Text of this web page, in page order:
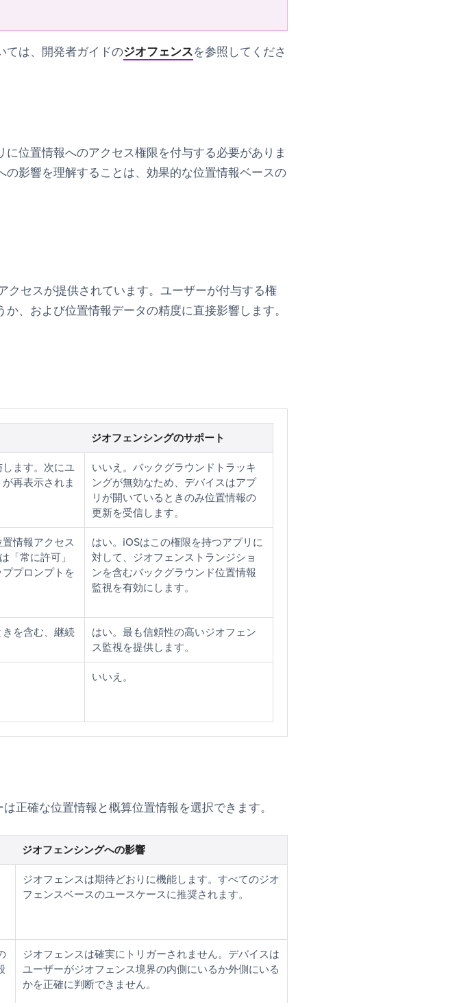
ては、開発者ガイドのジオフェンスを参照してくださ
位置情報へのアクセス権限を付与する必要がありま
影響を理解することは、効果的な位置情報ベースの
クセスが提供されています。ユーザーが付与する権
、および位置情報データの精度に直接影響します。
ジオフェンシングのサポート
ます。次にユ
再表示されま
いいえ。バックグラウンドトラッキ
ングが無効なため、デバイスはアプ
リが開いているときのみ位置情報の
更新を受信します。
情報アクセス
「常に許可」
プロンプトを
はい。iOSはこの権限を持つアプリに
対して、ジオフェンストランジショ
ンを含むバックグラウンド位置情報
監視を有効にします。
を含む、継続
はい。最も信頼性の高いジオフェン
ス監視を提供します。
いいえ。
正確な位置情報と概算位置情報を選択できます。
ジオフェンシングへの影響
ジオフェンスは期待どおりに機能します。すべてのジオ
フェンスベースのユースケースに推奨されます。
ジオフェンスは確実にトリガーされません。デバイスは
ユーザーがジオフェンス境界の内側にいるか外側にいる
かを正確に判断できません。